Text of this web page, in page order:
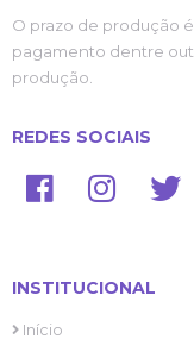
O prazo de produção
pagamento dentre
produção.
REDES SOCIAIS
INSTITUCIONAL
Início